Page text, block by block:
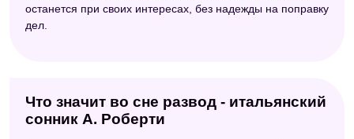
останется при своих интересах, без надежды на поправку
дел.
Что значит во сне развод - итальянский
сонник А. Роберти